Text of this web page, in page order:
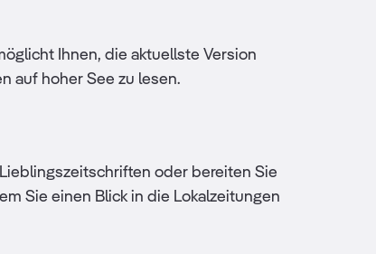
Ihnen, die aktuellste Version
auf hoher See zu lesen.
oder bereiten Sie
Sie einen Blick in die Lokalzeitungen